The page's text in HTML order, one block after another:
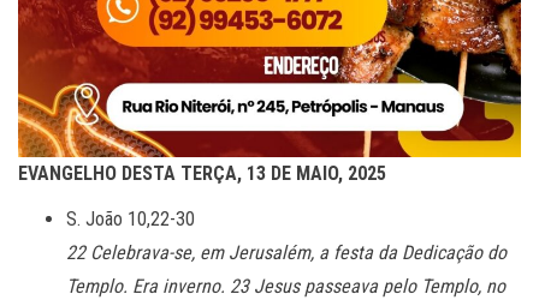
EVANGELHO DESTA TERÇA, 13 DE MAIO, 2025
S. João 10,22-30
22 Celebrava-se, em Jerusalém, a festa da Dedicação do
Templo. Era inverno. 23 Jesus passeava pelo Templo, no